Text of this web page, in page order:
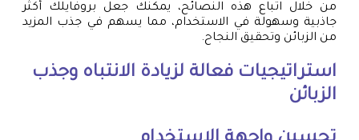
من خلال اتباع هذه النصائح، يمكنك جعل بروفايلك أكثر
جاذبية وسهولة في الاستخدام، مما يسهم في جذب المزيد
من الزبائن وتحقيق النجاح.
استراتيجيات فعالة لزيادة الانتباه وجذب
الزبائن